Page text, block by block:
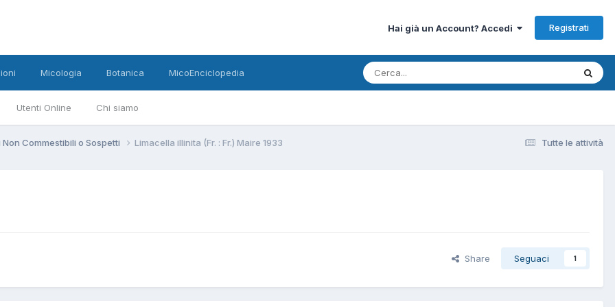
Hai già un Account? Accedi Registrati
Utenti Online Chi siamo
Micologia Botanica MicoEnciclopedia
Tutte le attività
Non Commestibili o Sospetti Limacella illinita (Fr. : Fr.) Maire 1933
Share Seguaci 1